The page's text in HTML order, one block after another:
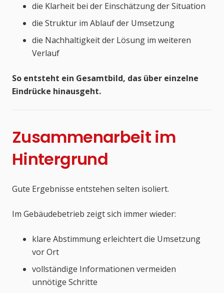
die Klarheit bei der Einschätzung der Situation
die Struktur im Ablauf der Umsetzung
die Nachhaltigkeit der Lösung im weiteren
Verlauf
So entsteht ein Gesamtbild, das über einzelne
Eindrücke hinausgeht.
Zusammenarbeit im
Hintergrund
Gute Ergebnisse entstehen selten isoliert.
Im Gebäudebetrieb zeigt sich immer wieder:
klare Abstimmung erleichtert die Umsetzung
vor Ort
vollständige Informationen vermeiden
unnötige Schritte